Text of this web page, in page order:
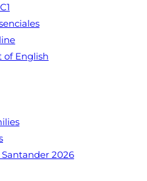
of English
2026